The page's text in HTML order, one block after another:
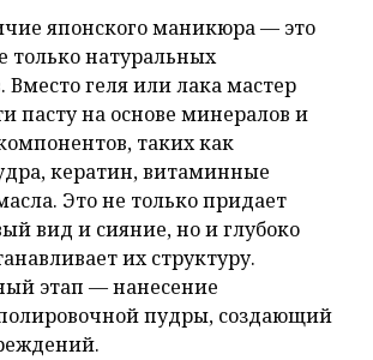
японского маникюра — это
только натуральных
Вместо геля или лака мастер
пасту на основе минералов и
таких как
кератин, витаминные
Это не только придает
вид и сияние, но и глубоко
их структуру.
этап — нанесение
пудры, создающий